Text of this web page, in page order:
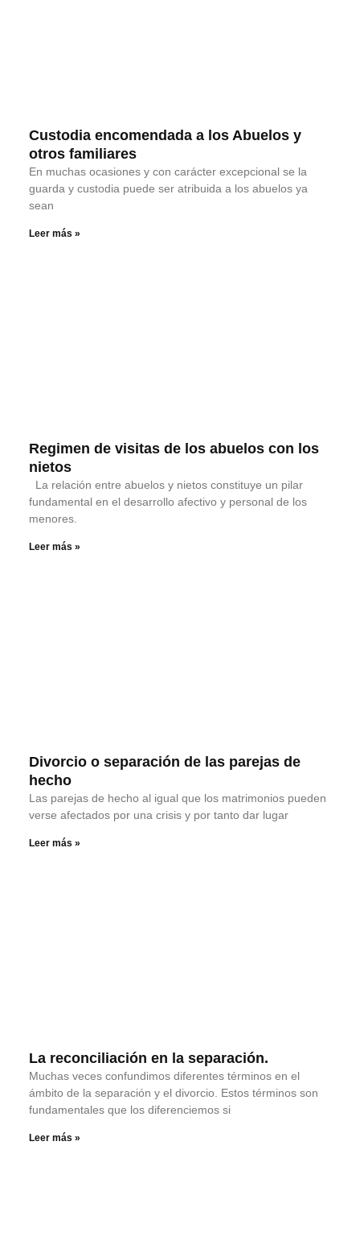
Custodia encomendada a los Abuelos y
otros familiares
En muchas ocasiones y con carácter excepcional se la
guarda y custodia puede ser atribuida a los abuelos ya
sean
Leer más »
Regimen de visitas de los abuelos con los
nietos
La relación entre abuelos y nietos constituye un pilar
fundamental en el desarrollo afectivo y personal de los
menores.
Leer más »
Divorcio o separación de las parejas de
hecho
Las parejas de hecho al igual que los matrimonios pueden
verse afectados por una crisis y por tanto dar lugar
Leer más »
La reconciliación en la separación.
Muchas veces confundimos diferentes términos en el
ámbito de la separación y el divorcio. Estos términos son
fundamentales que los diferenciemos si
Leer más »